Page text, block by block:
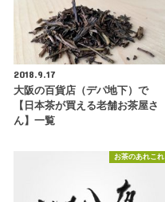
2018.9.17
大阪の百貨店（デパ地下）で
【日本茶が買える老舗お茶屋さ
ん】一覧
お茶のあれこれ